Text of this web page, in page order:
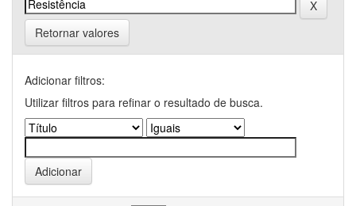
Retornar valores
Adicionar filtros:
Utilizar filtros para refinar o resultado de busca.